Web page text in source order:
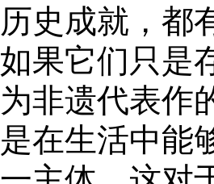
历史成就，都
如果它们只是
为非遗代表作
是在生活中能